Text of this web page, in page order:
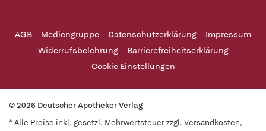
AGB Mediengruppe Datenschutzerklärung
Impressum
Widerrufsbelehrung
Barrierefreiheitserklärung
Cookie Einstellungen
© 2026 Deutscher Apotheker Verlag
* Alle Preise inkl. gesetzl. Mehrwertsteuer zzgl. Versandkosten,